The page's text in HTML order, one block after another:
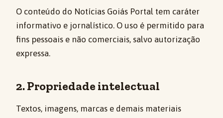
O conteúdo do Notícias Goiás Portal tem caráter
informativo e jornalístico. O uso é permitido para
fins pessoais e não comerciais, salvo autorização
expressa.
2. Propriedade intelectual
Textos, imagens, marcas e demais materiais